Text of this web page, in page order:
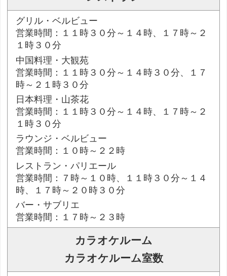
グリル・ベルビュー
営業時間：１１時３０分～１４時、１７時～２
１時３０分
中国料理・大観苑
営業時間：１１時３０分～１４時３０分、１７
時～２１時３０分
日本料理・山茶花
営業時間：１１時３０分～１４時、１７時～２
１時３０分
ラウンジ・ベルビュー
営業時間：１０時～２２時
レストラン・パリエール
営業時間：７時～１０時、１１時３０分～１４
時、１７時～２０時３０分
バー・サブリエ
営業時間：１７時～２３時
カラオケルーム
カラオケルーム室数